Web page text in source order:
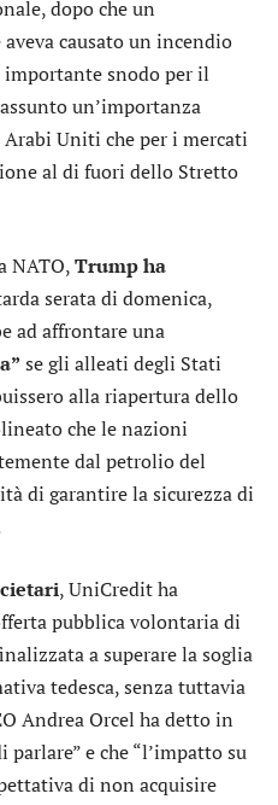
dopo che un
causato un incendio
importante snodo per il
un’importanza
Uniti che per i mercati
al di fuori dello Stretto
NATO,Trump ha
serata di domenica,
ad affrontare una
se gli alleati degli Stati
alla riapertura dello
che le nazioni
dal petrolio del
di garantire la sicurezza di
,UniCreditha
pubblica volontaria di
a superare la soglia
tedesca, senza tuttavia
Andrea Orcel ha detto in
e che “l’impatto su
di non acquisire